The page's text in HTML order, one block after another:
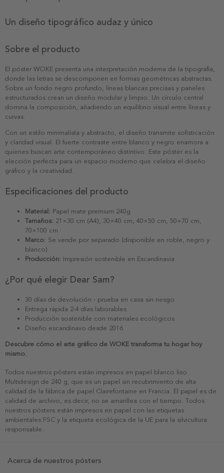
Un diseño tipográfico audaz y único
Sobre el producto
El póster WOKE presenta una interpretación moderna de la tipografía,
donde las letras se descomponen en formas geométricas abstractas.
Sobre un fondo negro profundo, líneas blancas precisas y paneles
estructurados crean un diseño modular y limpio. Un círculo central
domina la composición, añadiendo un equilibrio visual entre líneas y
curvas.
Con un estilo minimalista y abstracto, el diseño transmite sofisticación
y claridad visual. El fuerte contraste entre blanco y negro enamora a
quienes buscan arte contemporáneo distintivo. Este póster es la
elección perfecta para un espacio moderno que celebra el diseño
gráfico y la creatividad.
Especificaciones del producto
Material: Papel mate premium 240g
Tamaños: 21×30 cm (A4), 30×40 cm, 40×50 cm, 50×70 cm,
70×100 cm
Marco: Se vende por separado (disponible en roble, negro y
blanco)
Producción: Impresión sostenible en Escandinavia
¿Por qué elegir Dear Sam?
30 días de devolución - prueba en casa sin riesgo
Entrega rápida 2-4 días laborables
Producción sostenible con materiales ecológicos
Diseño escandinavo desde 2016
Descubre cómo el arte gráfico de WOKE transforma tu hogar hoy
mismo.
Todos nuestros pósters están impresos en papel blanco liso
Multidesign de 240 g, que es un papel sin recubrimiento de alta
calidad de la fábrica de papel Clairefontaine en Francia. El papel es de
calidad de archivo, es decir, no se amarillea con el tiempo. Todos
nuestros pósters están impresos en papel con las etiquetas
ambientales FSC y la etiqueta ecológica de la UE para la silvicultura
responsable.
Acerca de nuestros pósters